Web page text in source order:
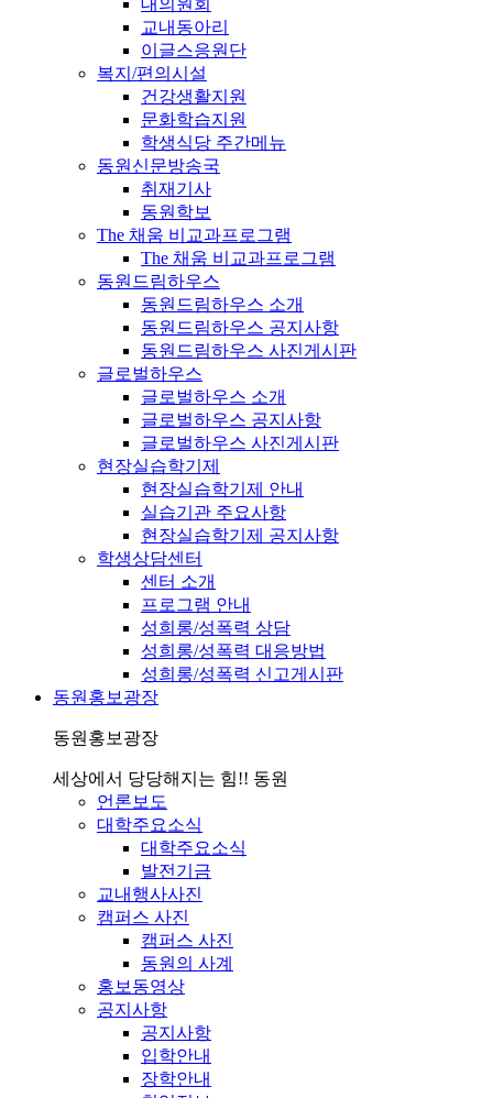
대의원회
교내동아리
이글스응원단
복지/편의시설
건강생활지원
문화학습지원
학생식당 주간메뉴
동원신문방송국
취재기사
동원학보
The 채움 비교과프로그램
The 채움 비교과프로그램
동원드림하우스
동원드림하우스 소개
동원드림하우스 공지사항
동원드림하우스 사진게시판
글로벌하우스
글로벌하우스 소개
글로벌하우스 공지사항
글로벌하우스 사진게시판
현장실습학기제
현장실습학기제 안내
실습기관 주요사항
현장실습학기제 공지사항
학생상담센터
센터 소개
프로그램 안내
성희롱/성폭력 상담
성희롱/성폭력 대응방법
성희롱/성폭력 신고게시판
동원홍보광장
동원홍보광장
세상에서 당당해지는 힘!! 동원
언론보도
대학주요소식
대학주요소식
발전기금
교내행사사진
캠퍼스 사진
캠퍼스 사진
동원의 사계
홍보동영상
공지사항
공지사항
입학안내
장학안내